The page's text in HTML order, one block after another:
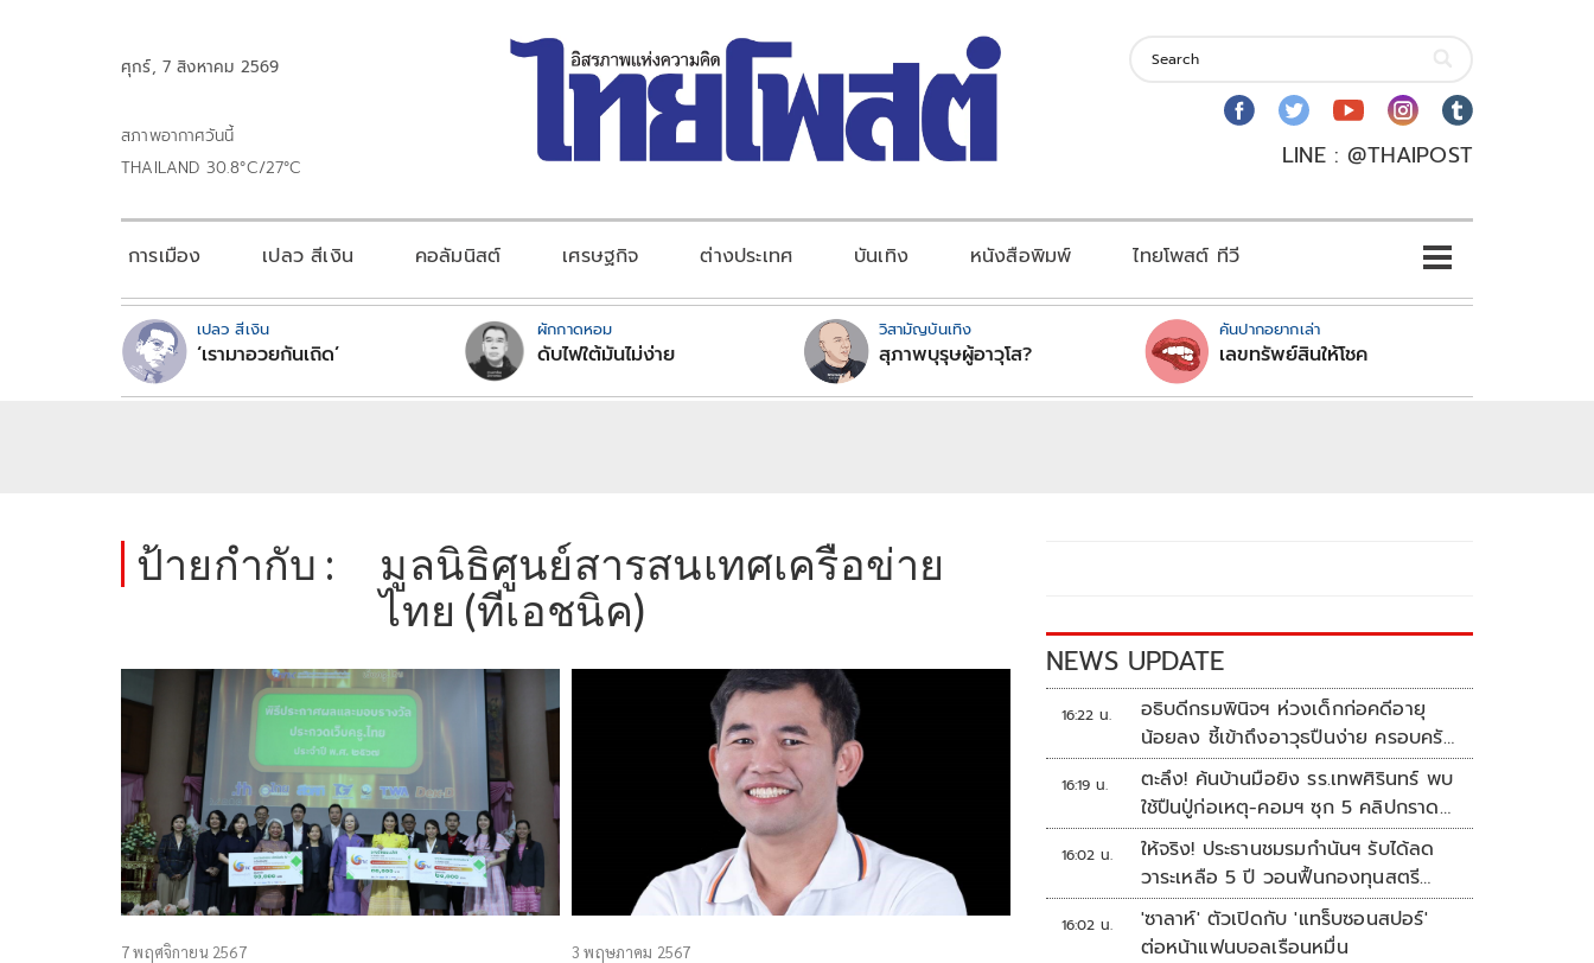
ศุกร์, 7 สิงหาคม 2569
สภาพอากาศวันนี้
THAILAND 30.8°C/27°C
LINE : @THAIPOST
การเมือง เปลว สีเงิน คอลัมนิสต์ เศรษฐกิจ ต่างประเทศ บันเทิง หนังสือพิมพ์ ไทยโพสต์ ทีวี
เปลว สีเงิน
‘เรามาอวยกันเถิด’
ผักกาดหอม
ดับไฟใต้มันไม่ง่าย
วิสามัญบันเทิง
สุภาพบุรุษผู้อาวุโส?
คันปากอยากเล่า
เลขทรัพย์สินให้โชค
ป้ายกำกับ :
มูลนิธิศูนย์สารสนเทศเครือข่าย
ไทย (ทีเอชนิค)
7 พฤศจิกายน 2567 3 พฤษภาคม 2567
NEWS UPDATE
16:22 น.
อธิบดีกรมพินิจฯ ห่วงเด็กก่อคดีอายุ
น้อยลง ชี้เข้าถึงอาวุธปืนง่าย ครอบครัว
แตกแยกเป็นชนวนสำคัญ
16:19 น.
ตะลึง! ค้นบ้านมือยิง รร.เทพศิรินทร์ พบ
ใช้ปืนปู่ก่อเหตุ-คอมฯ ซุก 5 คลิปกราด
ยิง
16:02 น.
ให้จริง! ประธานชมรมกำนันฯ รับได้ลด
วาระเหลือ 5 ปี วอนฟื้นกองทุนสตรี
อำเภอละล้าน
16:02 น.
'ซาลาห์' ตัวเปิดกับ 'แทร็บซอนสปอร์'
ต่อหน้าแฟนบอลเรือนหมื่น